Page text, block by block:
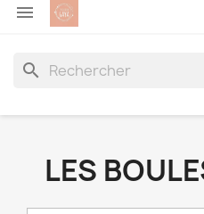

search
LES